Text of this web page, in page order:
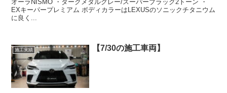
オーラNISMO ・ダークメタルグレー/スーパーブラック2トーン ・
EXキーパープレミアム ボディカラーはLEXUSのソニックチタニウム
に良く...
施工実績 【7/30の施工車両】